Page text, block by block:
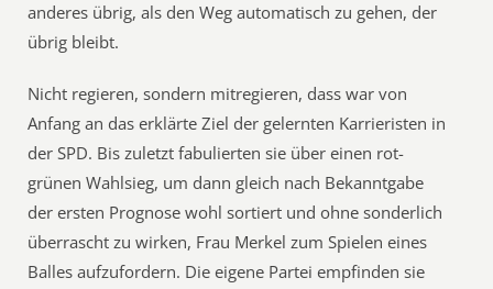
anderes übrig, als den Weg automatisch zu gehen, der
übrig bleibt.
Nicht regieren, sondern mitregieren, dass war von
Anfang an das erklärte Ziel der gelernten Karrieristen in
der SPD. Bis zuletzt fabulierten sie über einen rot-
grünen Wahlsieg, um dann gleich nach Bekanntgabe
der ersten Prognose wohl sortiert und ohne sonderlich
überrascht zu wirken, Frau Merkel zum Spielen eines
Balles aufzufordern. Die eigene Partei empfinden sie